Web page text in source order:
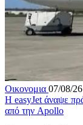
Οικονομια 07/08/26
Η easyJet άναψε
από την Apollo